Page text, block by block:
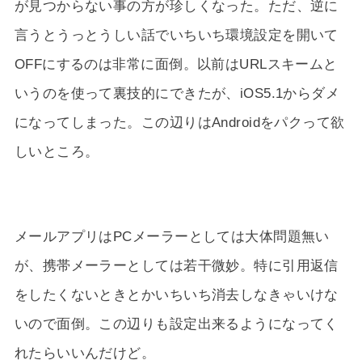
が見つからない事の方が珍しくなった。ただ、逆に
言うとうっとうしい話でいちいち環境設定を開いて
OFFにするのは非常に面倒。以前はURLスキームと
いうのを使って裏技的にできたが、iOS5.1からダメ
になってしまった。この辺りはAndroidをパクって欲
しいところ。
メールアプリはPCメーラーとしては大体問題無い
が、携帯メーラーとしては若干微妙。特に引用返信
をしたくないときとかいちいち消去しなきゃいけな
いので面倒。この辺りも設定出来るようになってく
れたらいいんだけど。